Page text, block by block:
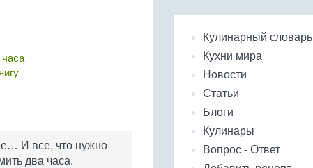
часа
И все, что нужно
два часа.
Кулинарный словарь
Кухни мира
Новости
Статьи
Блоги
Кулинары
Вопрос - Ответ